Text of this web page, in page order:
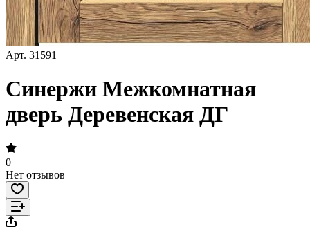
Арт. 31591
Синержи Межкомнатная
дверь Деревенская ДГ
0
Нет отзывов